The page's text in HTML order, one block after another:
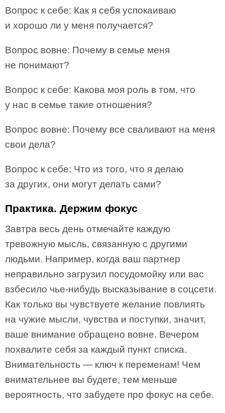
Вопрос к себе: Как я себя успокаиваю
и хорошо ли у меня получается?
Вопрос вовне: Почему в семье меня
не понимают?
Вопрос к себе: Какова моя роль в том, что
у нас в семье такие отношения?
Вопрос вовне: Почему все сваливают на меня
свои дела?
Вопрос к себе: Что из того, что я делаю
за других, они могут делать сами?
Практика. Держим фокус
Завтра весь день отмечайте каждую
тревожную мысль, связанную с другими
людьми. Например, когда ваш партнер
неправильно загрузил посудомойку или вас
взбесило чье-нибудь высказывание в соцсети.
Как только вы чувствуете желание повлиять
на чужие мысли, чувства и поступки, значит,
ваше внимание обращено вовне. Вечером
похвалите себя за каждый пункт списка.
Внимательность — ключ к переменам! Чем
внимательнее вы будете, тем меньше
вероятность, что забудете про фокус на себе.